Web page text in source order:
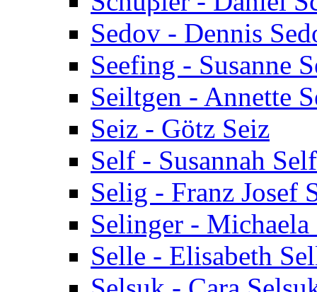
Sedov - Dennis
Seefing - Susanne
Seiltgen - Annette
Seiz - Götz Seiz
Self - Susannah Self
Selig - Franz Josef
Selinger - Michaela
Selle - Elisabeth